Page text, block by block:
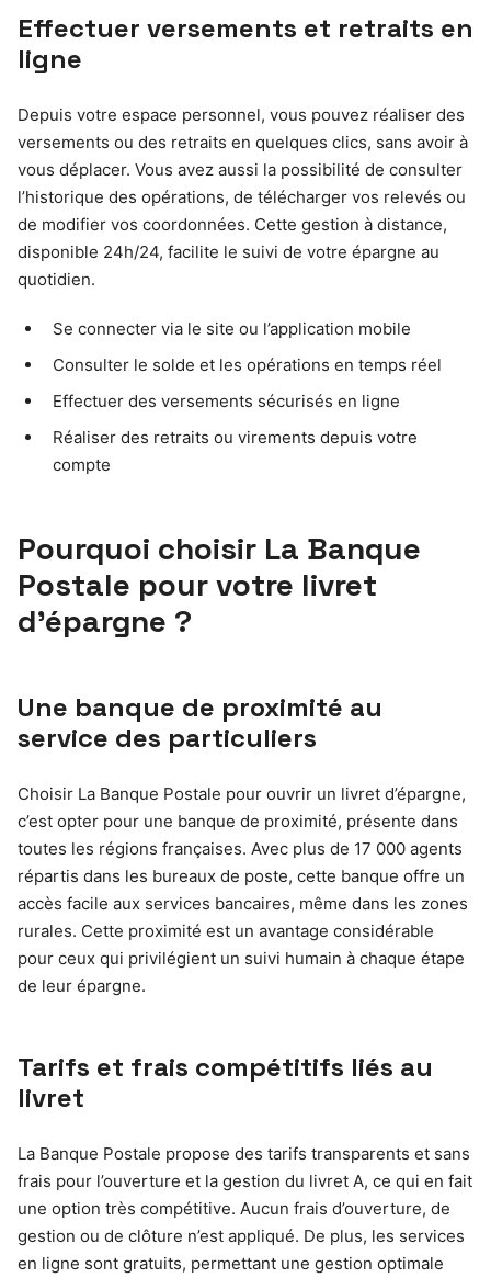
Effectuer versements et retraits en
ligne
Depuis votre espace personnel, vous pouvez réaliser des
versements ou des retraits en quelques clics, sans avoir à
vous déplacer. Vous avez aussi la possibilité de consulter
l’historique des opérations, de télécharger vos relevés ou
de modifier vos coordonnées. Cette gestion à distance,
disponible 24h/24, facilite le suivi de votre épargne au
quotidien.
Se connecter via le site ou l’application mobile
Consulter le solde et les opérations en temps réel
Effectuer des versements sécurisés en ligne
Réaliser des retraits ou virements depuis votre
compte
Pourquoi choisir La Banque
Postale pour votre livret
d’épargne ?
Une banque de proximité au
service des particuliers
Choisir La Banque Postale pour ouvrir un livret d’épargne,
c’est opter pour une banque de proximité, présente dans
toutes les régions françaises. Avec plus de 17 000 agents
répartis dans les bureaux de poste, cette banque offre un
accès facile aux services bancaires, même dans les zones
rurales. Cette proximité est un avantage considérable
pour ceux qui privilégient un suivi humain à chaque étape
de leur épargne.
Tarifs et frais compétitifs liés au
livret
La Banque Postale propose des tarifs transparents et sans
frais pour l’ouverture et la gestion du livret A, ce qui en fait
une option très compétitive. Aucun frais d’ouverture, de
gestion ou de clôture n’est appliqué. De plus, les services
en ligne sont gratuits, permettant une gestion optimale